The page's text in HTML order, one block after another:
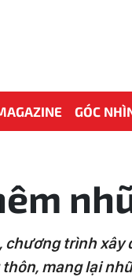
GÓC
chương trình
mang lại